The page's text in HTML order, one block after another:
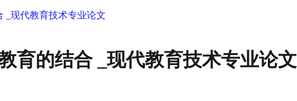
_现代教育技术专业论文
育的结合 _现代教育技术专业论文